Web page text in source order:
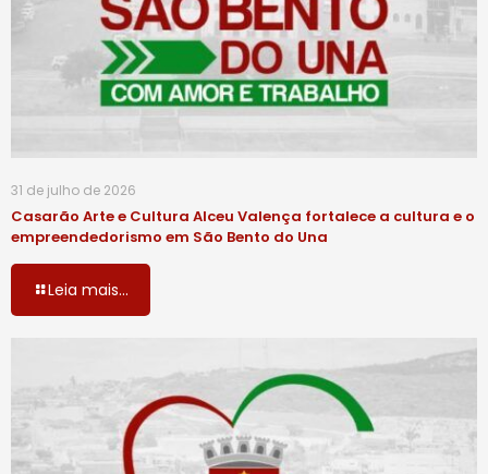
31 de julho de 2026
Casarão Arte e Cultura Alceu Valença fortalece a cultura e o
empreendedorismo em São Bento do Una
Leia mais...